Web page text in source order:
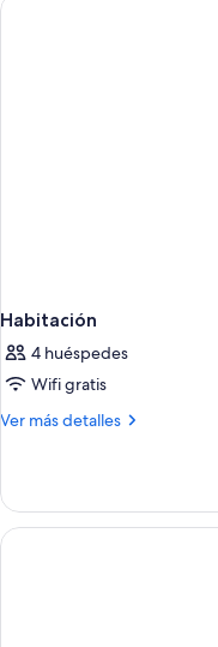
Habitación
4 huéspedes
Wifi gratis
Ver más detalles
Más